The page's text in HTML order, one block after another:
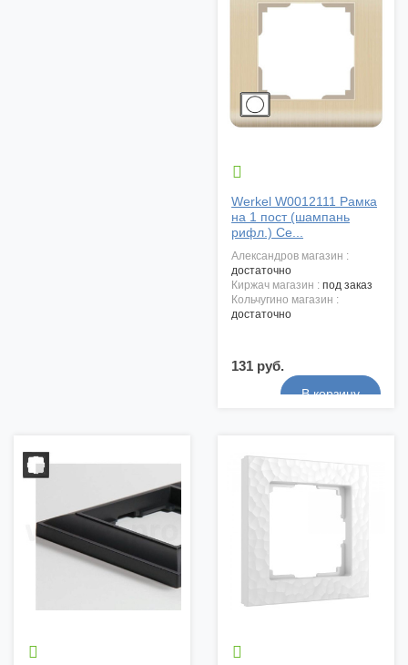

Werkel W0012111 Рамка
на 1 пост (шампань
рифл.) Се...
александров магазин :
достаточно
киржач магазин : под заказ
кольчугино магазин :
достаточно
131 руб.
 